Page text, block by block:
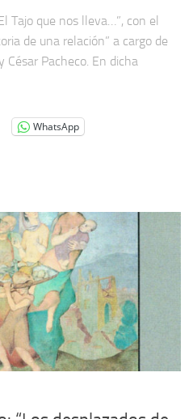
Tajo que nos lleva…”, con el
de una relación” a cargo de
Pacheco. En dicha
WhatsApp